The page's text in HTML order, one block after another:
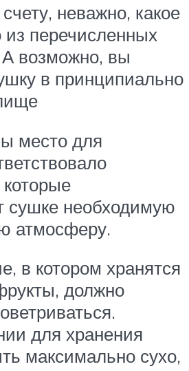
неважно, какое
перечисленных
возможно, вы
в принципиально
место для
сушке необходимую
атмосферу.
в котором хранятся
должно
для хранения
максимально сухо,